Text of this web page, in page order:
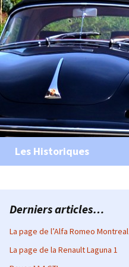
Les Historiques
Derniers articles…
La page de l’Alfa Romeo Montreal
La page de la Renault Laguna 1